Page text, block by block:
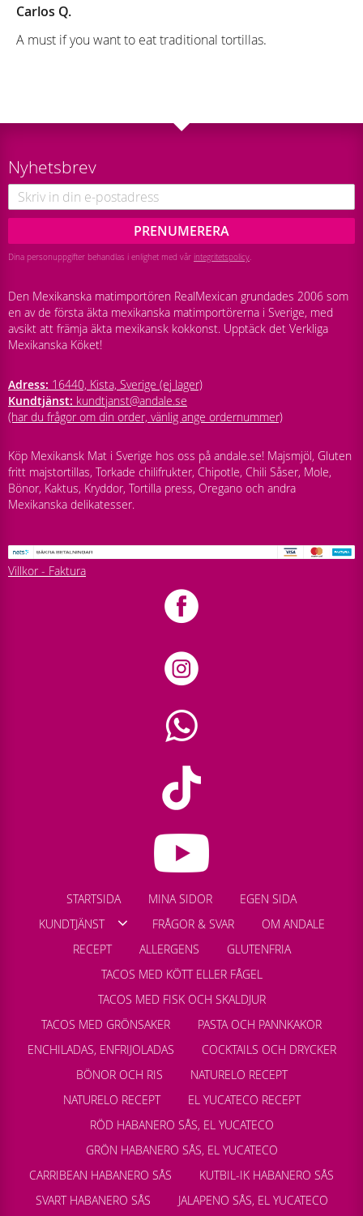
Carlos Q.
A must if you want to eat traditional tortillas.
Nyhetsbrev
PRENUMERERA
Dina personuppgifter behandlas i enlighet med vår integritetspolicy.
Den Mexikanska matimportören RealMexican grundades 2006 som
en av de första äkta mexikanska matimportörerna i Sverige, med
avsikt att främja äkta mexikansk kokkonst. Upptäck det Verkliga
Mexikanska Köket!
Adress: 16440, Kista, Sverige (ej lager)
Kundtjänst: kundtjanst@andale.se
(har du frågor om din order, vänlig ange ordernummer)
Köp Mexikansk Mat i Sverige hos oss på andale.se! Majsmjöl, Gluten
fritt majstortillas, Torkade chilifrukter, Chipotle, Chili Såser, Mole,
Bönor, Kaktus, Kryddor, Tortilla press, Oregano och andra
Mexikanska delikatesser.
Villkor - Faktura
STARTSIDA MINA SIDOR
EGEN SIDA
KUNDTJÄNST
FRÅGOR & SVAR
OM ANDALE
RECEPT
ALLERGENS
GLUTENFRIA
TACOS MED KÖTT ELLER FÅGEL
TACOS MED FISK OCH SKALDJUR
TACOS MED GRÖNSAKER
PASTA OCH PANNKAKOR
ENCHILADAS, ENFRIJOLADAS
COCKTAILS OCH DRYCKER
BÖNOR OCH RIS
NATURELO RECEPT
NATURELO RECEPT
EL YUCATECO RECEPT
RÖD HABANERO SÅS, EL YUCATECO
GRÖN HABANERO SÅS, EL YUCATECO
CARRIBEAN HABANERO SÅS
KUTBIL-IK HABANERO SÅS
SVART HABANERO SÅS
JALAPENO SÅS, EL YUCATECO